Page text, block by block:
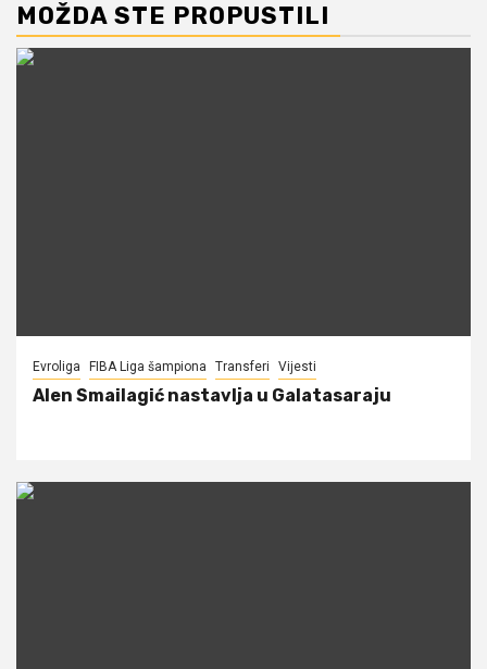
MOŽDA STE PROPUSTILI
Evroliga FIBA Liga šampiona Transferi Vijesti
Alen Smailagić nastavlja u Galatasaraju